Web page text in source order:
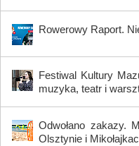
Rowerowy Raport.
Festiwal Kultury
muzyka, teatr i
Odwołano zakazy.
Olsztynie i